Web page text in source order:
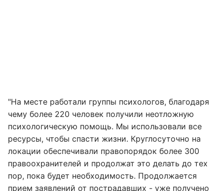
"На месте работали группы психологов, благодаря
чему более 220 человек получили неотложную
психологическую помощь. Мы использовали все
ресурсы, чтобы спасти жизни. Круглосуточно на
локации обеспечивали правопорядок более 300
правоохранителей и продолжат это делать до тех
пор, пока будет необходимость. Продолжается
прием заявлений от пострадавших - уже получено